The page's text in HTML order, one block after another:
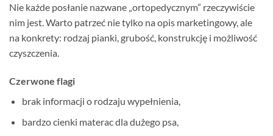
Nie każde posłanie nazwane „ortopedycznym” rzeczywiście
nim jest. Warto patrzeć nie tylko na opis marketingowy, ale
na konkrety: rodzaj pianki, grubość, konstrukcję i możliwość
czyszczenia.
Czerwone flagi
brak informacji o rodzaju wypełnienia,
bardzo cienki materac dla dużego psa,